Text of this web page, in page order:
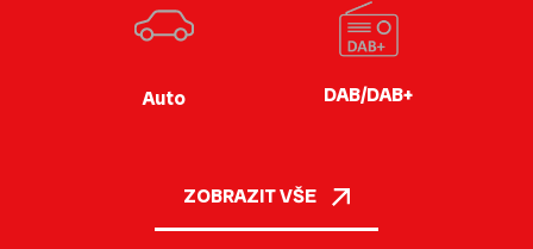
Auto DAB/DAB+
ZOBRAZIT VŠE